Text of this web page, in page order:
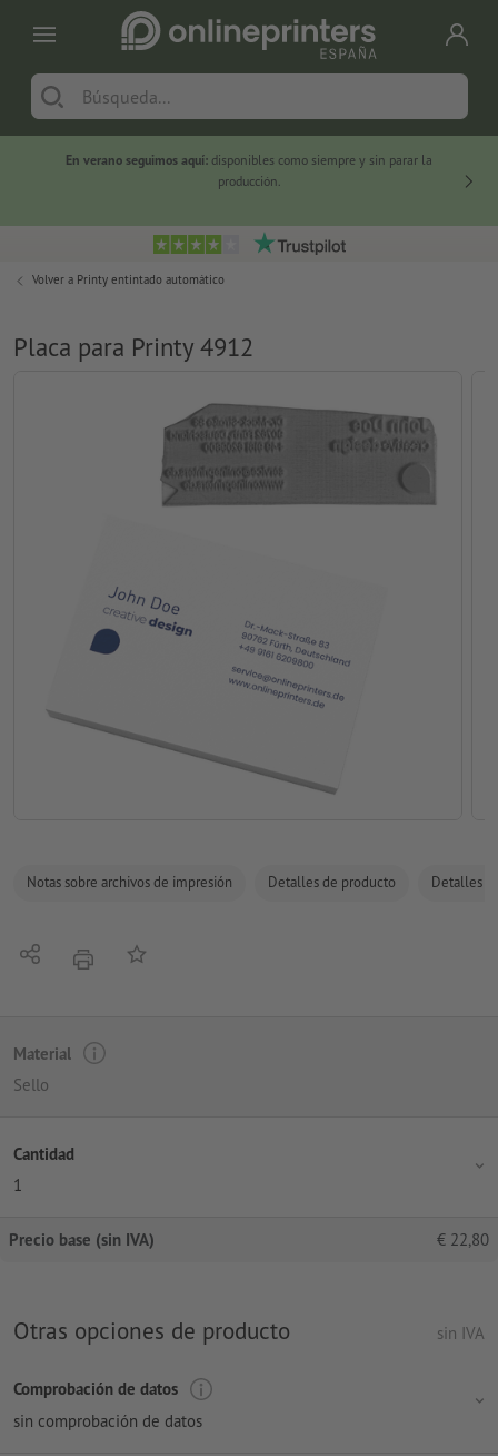
En verano seguimos aquí: disponibles como siempre y sin parar la
producción.
Volver a Printy entintado automático
Placa para Printy 4912
Notas sobre archivos de impresión Detalles de producto Detalles
CompartirimprimirAñadir a lista de favoritos
Material
Sello
Cantidad
1
Precio base (sin IVA) € 22,80
Otras opciones de producto sin IVA
Comprobación de datos
sin comprobación de datos